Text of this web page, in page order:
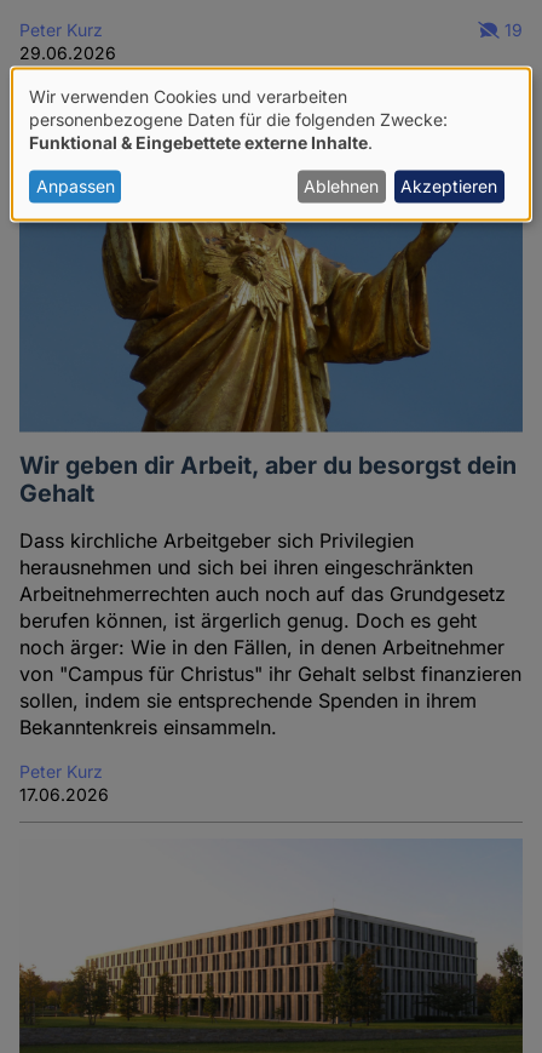
Peter Kurz
29.06.2026
19
Wir geben dir Arbeit, aber du besorgst dein
Gehalt
Dass kirchliche Arbeitgeber sich Privilegien
herausnehmen und sich bei ihren eingeschränkten
Arbeitnehmerrechten auch noch auf das Grundgesetz
berufen können, ist ärgerlich genug. Doch es geht
noch ärger: Wie in den Fällen, in denen Arbeitnehmer
von "Campus für Christus" ihr Gehalt selbst finanzieren
sollen, indem sie entsprechende Spenden in ihrem
Bekanntenkreis einsammeln.
Peter Kurz
17.06.2026
Verwendung
von
personenbezogenen
Daten
Cookies
Wir verwenden Cookies und verarbeiten
personenbezogene Daten für die folgenden Zwecke:
Funktional & Eingebettete externe Inhalte
Anpassen Ablehnen Akzeptieren